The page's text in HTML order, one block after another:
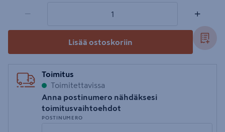
− +
Lisää ostoskoriin
Toimitus
Toimitettavissa
Anna postinumero nähdäksesi
toimitusvaihtoehdot
POSTINUMERO